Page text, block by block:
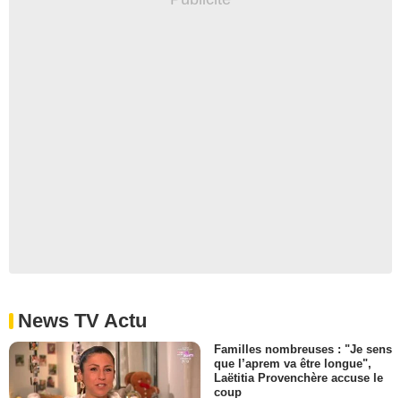
News TV Actu
Familles nombreuses : "Je sens
que l’aprem va être longue",
Laëtitia Provenchère accuse le
coup